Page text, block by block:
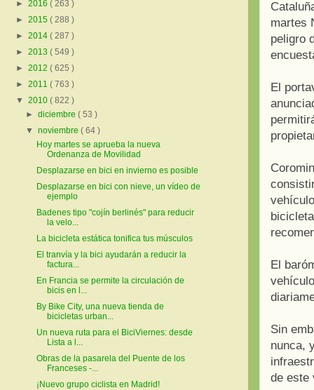
martes
peligro
El
El
Sin
nunca,
de este
► 2016 ( 263 )
► 2015 ( 288 )
► 2014 ( 287 )
► 2013 ( 549 )
► 2012 ( 625 )
► 2011 ( 763 )
▼ 2010 ( 822 )
►diciembre( 53 )
▼noviembre( 64 )
Hoy martes se aprueba la nueva
Ordenanza de Movilidad
Desplazarse en bici en invierno es posible
Desplazarse en bici con nieve, un vídeo de
ejemplo
Badenes tipo "cojín berlinés" para reducir
la velo...
La bicicleta estática tonifica tus músculos
El tranvía y la bici ayudarán a reducir la
factura...
En Francia se permite la circulación de
bicis en l...
By Bike City, una nueva tienda de
bicicletas urban...
Un nueva ruta para el BiciViernes: desde
Lista a l...
Obras de la pasarela del Puente de los
Franceses -...
¡Nuevo grupo ciclista en Madrid!